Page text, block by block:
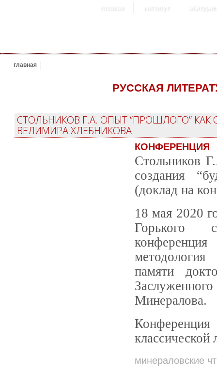
главная институт
ВЫ ЗДЕСЬ
главная
РУССКАЯ
СТОЛЬНИКОВ Г.А. ОПЫТ “ПРОШЛОГО” КАК
ВЕЛИМИРА ХЛЕБНИКОВА
КОНФЕРЕНЦИЯ
Стольников
создания
(доклад на
18 мая 2020
Горького
конференция
памяти
Минералова.
классической
минераловские